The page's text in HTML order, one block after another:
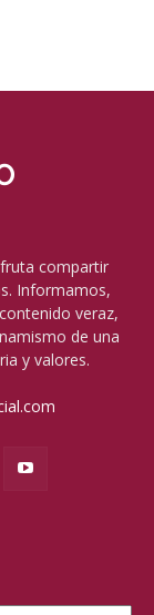
compartir
Informamos,
veraz,
de una
y valores.